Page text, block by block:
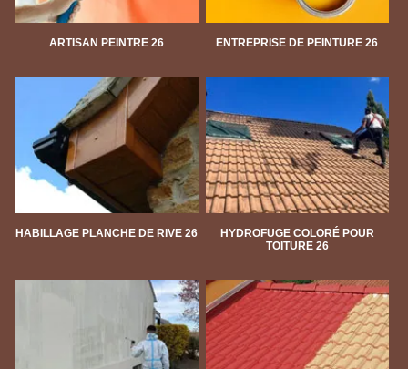
ARTISAN PEINTRE 26 ENTREPRISE DE PEINTURE 26
HABILLAGE PLANCHE DE RIVE 26
HYDROFUGE COLORÉ POUR
TOITURE 26